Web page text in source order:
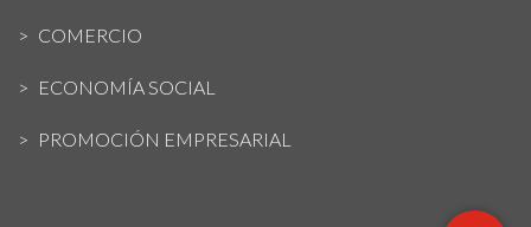
COMERCIO
ECONOMÍA SOCIAL
PROMOCIÓN EMPRESARIAL